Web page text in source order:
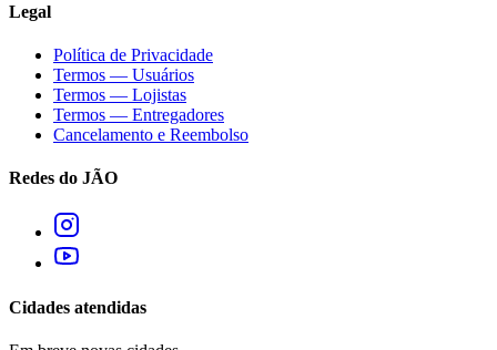
Legal
Política de Privacidade
Termos — Usuários
Termos — Lojistas
Termos — Entregadores
Cancelamento e Reembolso
Redes do JÃO
Cidades atendidas